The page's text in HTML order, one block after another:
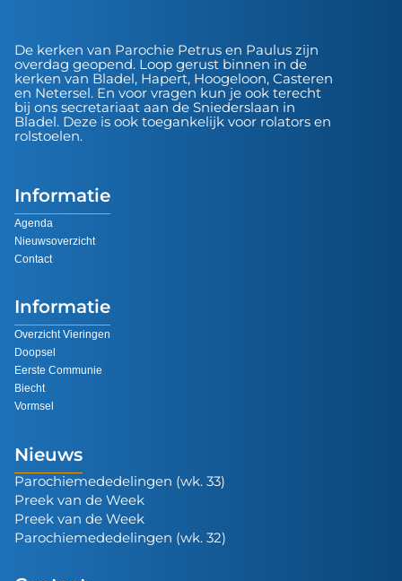
De kerken van Parochie Petrus en Paulus zijn
overdag geopend. Loop gerust binnen in de
kerken van Bladel, Hapert, Hoogeloon, Casteren
en Netersel. En voor vragen kun je ook terecht
bij ons secretariaat aan de Sniederslaan in
Bladel. Deze is ook toegankelijk voor rolators en
rolstoelen.
Informatie
Agenda
Nieuwsoverzicht
Contact
Informatie
Overzicht Vieringen
Doopsel
Eerste Communie
Biecht
Vormsel
Nieuws
Parochiemededelingen (wk. 33)
Preek van de Week
Preek van de Week
Parochiemededelingen (wk. 32)